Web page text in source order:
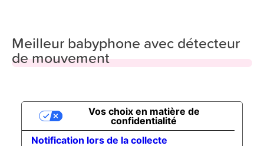
Meilleur babyphone avec détecteur
de mouvement